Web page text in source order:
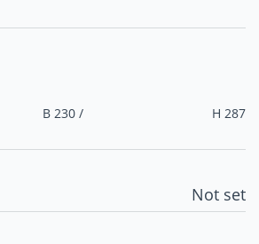
B 230 / H 287
Not set